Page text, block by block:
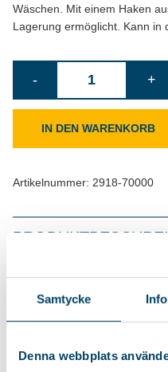
Samtycke
Denna webbplats
Wäschen. Mit einem Haken
Lagerung ermöglicht. Kann in
-
Rosé
Menge
+
IN DEN WARENKORB
Artikelnummer: 2918-70000
MASSE & FAKTEN
ÄHNLICHE